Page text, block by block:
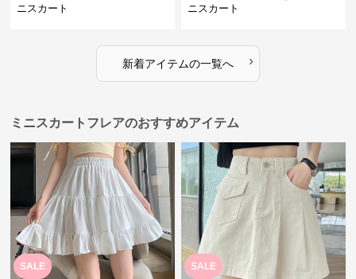
ニスカート
ニスカート
新着アイテムの一覧へ ›
ミニスカートフレアのおすすめアイテム
SALE SALE